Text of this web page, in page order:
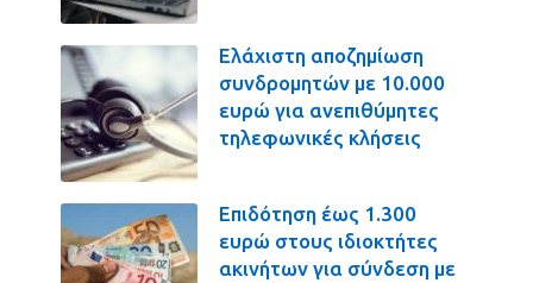
Ελάχιστη αποζημίωση
συνδρομητών με 10.000
ευρώ για ανεπιθύμητες
τηλεφωνικές κλήσεις
Επιδότηση έως 1.300
ευρώ στους ιδιοκτήτες
ακινήτων για σύνδεση με